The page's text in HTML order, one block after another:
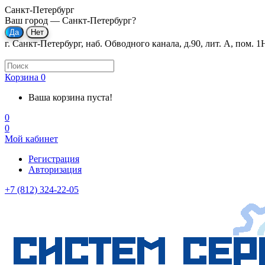
Санкт-Петербург
Ваш город — Санкт-Петербург?
г. Санкт-Петербург, наб. Обводного канала, д.90, лит. А, пом.
Корзина 0
Ваша корзина пуста!
0
0
Мой кабинет
Регистрация
Авторизация
+7 (812) 324-22-05